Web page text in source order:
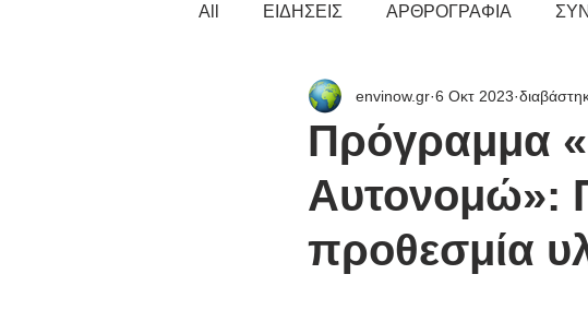
All ΕΙΔΗΣΕΙΣ ΑΡΘΡΟΓΡΑΦΙΑ
Πρόγραμμα
Αυτονομώ»:
προθεσμία
envinow.gr 6 Οκτ 2023